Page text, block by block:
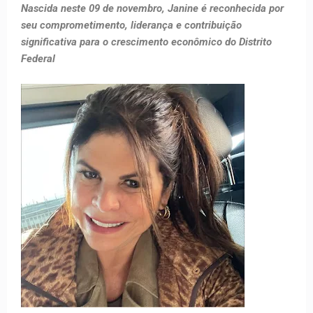
Nascida neste 09 de novembro, Janine é reconhecida por
seu comprometimento, liderança e contribuição
significativa para o crescimento econômico do Distrito
Federal